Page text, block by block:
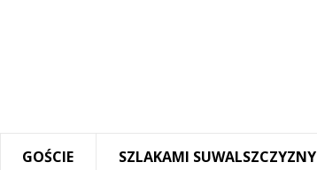
GOŚCIE SZLAKAMI SUWALSZCZYZNY